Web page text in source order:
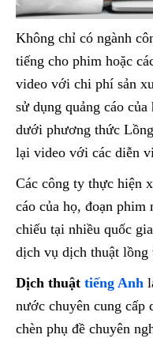
Không chỉ có ngành
tiếng cho phim hoặc
video với chi phí sản
sử dụng quảng cáo
dưới phương thức
lại video với các diễn
Các công ty thực hiện
cáo của họ, đoạn
chiếu tại nhiều quốc
dịch vụ dịch thuật lồng
Dịch thuật tiếng Anh
nước chuyên cung
chèn phụ đề chuyên